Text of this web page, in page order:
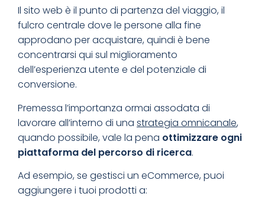
Il sito web è il punto di partenza del viaggio, il
fulcro centrale dove le persone alla fine
approdano per acquistare, quindi è bene
concentrarsi qui sul miglioramento
dell’esperienza utente e del potenziale di
conversione.
Premessa l’importanza ormai assodata di
lavorare all’interno di una strategia omnicanale,
quando possibile, vale la pena ottimizzare ogni
piattaforma del percorso di ricerca.
Ad esempio, se gestisci un eCommerce, puoi
aggiungere i tuoi prodotti a: